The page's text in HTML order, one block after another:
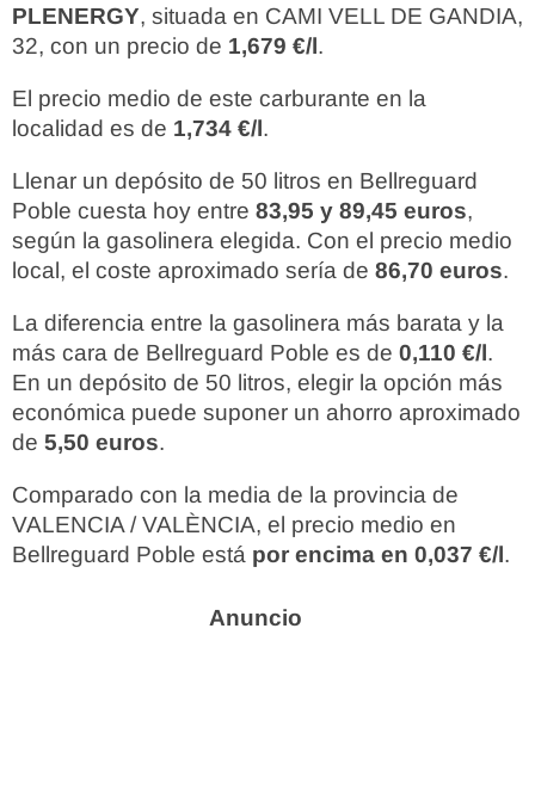
PLENERGY, situada en CAMI VELL DE GANDIA,
32, con un precio de 1,679 €/l.
El precio medio de este carburante en la
localidad es de 1,734 €/l.
Llenar un depósito de 50 litros en Bellreguard
Poble cuesta hoy entre 83,95 y 89,45 euros,
según la gasolinera elegida. Con el precio medio
local, el coste aproximado sería de 86,70 euros.
La diferencia entre la gasolinera más barata y la
más cara de Bellreguard Poble es de 0,110 €/l.
En un depósito de 50 litros, elegir la opción más
económica puede suponer un ahorro aproximado
de 5,50 euros.
Comparado con la media de la provincia de
VALENCIA / VALÈNCIA, el precio medio en
Bellreguard Poble está por encima en 0,037 €/l.